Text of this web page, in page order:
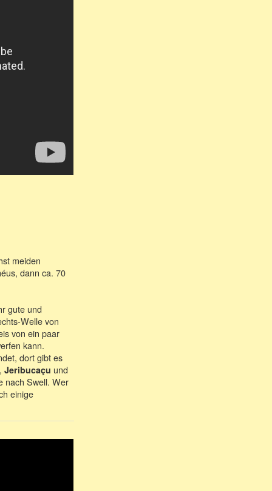
meiden
dann ca. 70
gute und
Welle von
von ein paar
kann.
dort gibt es
,Jeribucaçu und
nach Swell. Wer
einige